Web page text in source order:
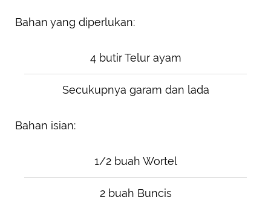
Bahan yang diperlukan:
4 butir Telur ayam
Secukupnya garam dan lada
Bahan isian:
1/2 buah Wortel
2 buah Buncis